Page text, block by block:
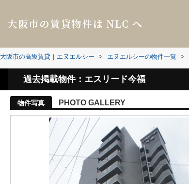
大阪市の高級賃貸｜エヌエルシー > エヌエルシーの物件一覧 >
過去掲載物件：エスリード今福
物件写真 PHOTO GALLERY